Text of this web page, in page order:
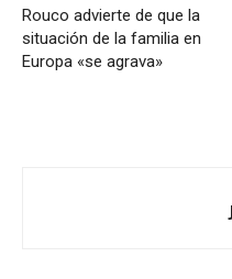
Rouco advierte de que la
situación de la familia en
Europa «se agrava»